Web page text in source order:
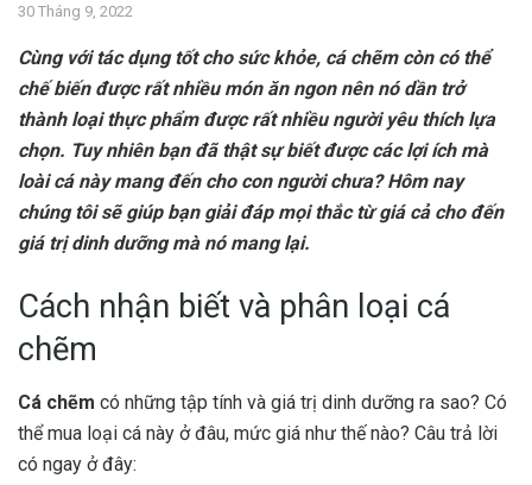
30 Tháng 9, 2022
Cùng với tác dụng tốt cho sức khỏe, cá chẽm còn có thể
chế biến được rất nhiều món ăn ngon nên nó dần trở
thành loại thực phẩm được rất nhiều người yêu thích lựa
chọn. Tuy nhiên bạn đã thật sự biết được các lợi ích mà
loài cá này mang đến cho con người chưa? Hôm nay
chúng tôi sẽ giúp bạn giải đáp mọi thắc từ giá cả cho đến
giá trị dinh dưỡng mà nó mang lại.
Cách nhận biết và phân loại cá
chẽm
Cá chẽm có những tập tính và giá trị dinh dưỡng ra sao? Có
thể mua loại cá này ở đâu, mức giá như thế nào? Câu trả lời
có ngay ở đây: